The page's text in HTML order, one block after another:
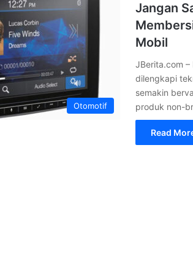
Otomotif
Jangan
Mobil
JBerita.com
dilengkapi
semakin
produk non-
Read